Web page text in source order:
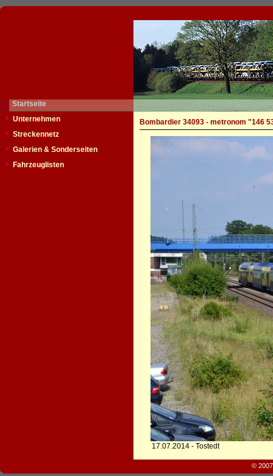
Startseite
Unternehmen
Streckennetz
Galerien & Sonderseiten
Fahrzeuglisten
Bombardier 34093 - metronom "146
17.07.2014 - Tostedt
©